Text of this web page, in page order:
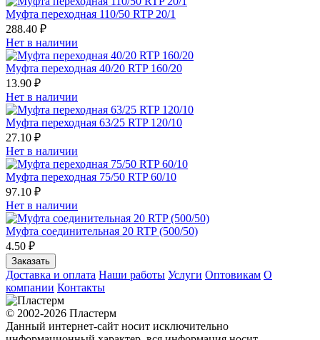
Муфта переходная 110/50 RTP 20/1
288.40 ₽
Нет в наличии
Муфта переходная 40/20 RTP 160/20
13.90 ₽
Нет в наличии
Муфта переходная 63/25 RTP 120/10
27.10 ₽
Нет в наличии
Муфта переходная 75/50 RTP 60/10
97.10 ₽
Нет в наличии
Муфта соединительная 20 RTP (500/50)
4.50 ₽
Заказать
Доставка и оплата Наши работы Услуги Оптовикам О
компании Контакты
© 2002-2026 Пластерм
Данный интернет-сайт носит исключительно